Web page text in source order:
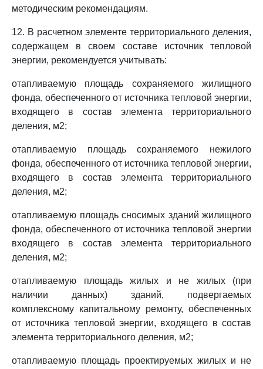
методическим рекомендациям.
12. В расчетном элементе территориального деления,
содержащем в своем составе источник тепловой
энергии, рекомендуется учитывать:
отапливаемую площадь сохраняемого жилищного
фонда, обеспеченного от источника тепловой энергии,
входящего в состав элемента территориального
деления, м2;
отапливаемую площадь сохраняемого нежилого
фонда, обеспеченного от источника тепловой энергии,
входящего в состав элемента территориального
деления, м2;
отапливаемую площадь сносимых зданий жилищного
фонда, обеспеченного от источника тепловой энергии
входящего в состав элемента территориального
деления, м2;
отапливаемую площадь жилых и не жилых (при
наличии данных) зданий, подвергаемых
комплексному капитальному ремонту, обеспеченных
от источника тепловой энергии, входящего в состав
элемента территориального деления, м2;
отапливаемую площадь проектируемых жилых и не